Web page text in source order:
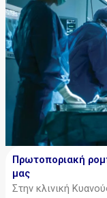
Πρωτοποριακή
μας
Στην κλινική